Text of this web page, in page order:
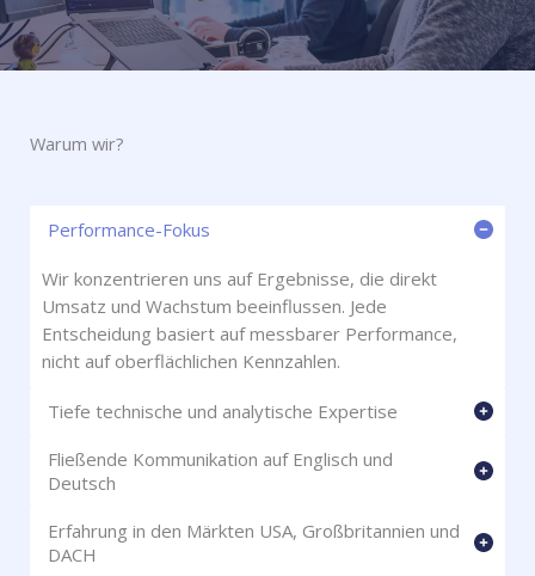
Warum wir?​
Performance-Fokus
Wir konzentrieren uns auf Ergebnisse, die direkt
Umsatz und Wachstum beeinflussen. Jede
Entscheidung basiert auf messbarer Performance,
nicht auf oberflächlichen Kennzahlen.
Tiefe technische und analytische Expertise
Fließende Kommunikation auf Englisch und
Deutsch
Erfahrung in den Märkten USA, Großbritannien und
DACH